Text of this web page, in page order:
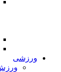
ورزشی